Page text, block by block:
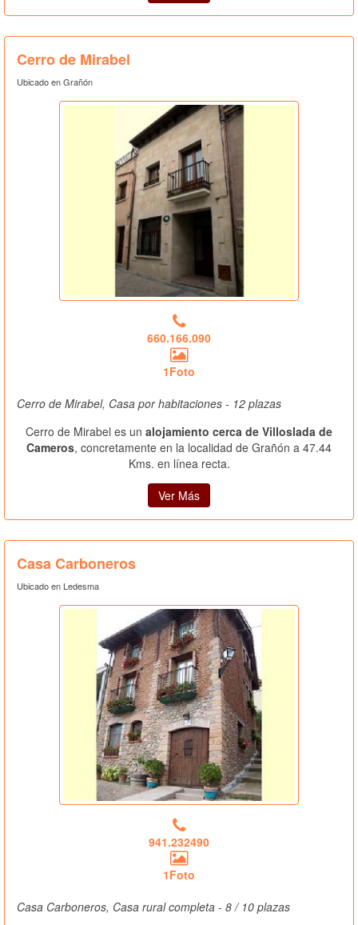
Cerro de Mirabel
Ubicado en Grañón
660.166.090
1Foto
Cerro de Mirabel, Casa por habitaciones - 12 plazas
Cerro de Mirabel es un alojamiento cerca de Villoslada de
Cameros, concretamente en la localidad de Grañón a 47.44
Kms. en línea recta.
Ver Más
Casa Carboneros
Ubicado en Ledesma
941.232490
1Foto
Casa Carboneros, Casa rural completa - 8 / 10 plazas